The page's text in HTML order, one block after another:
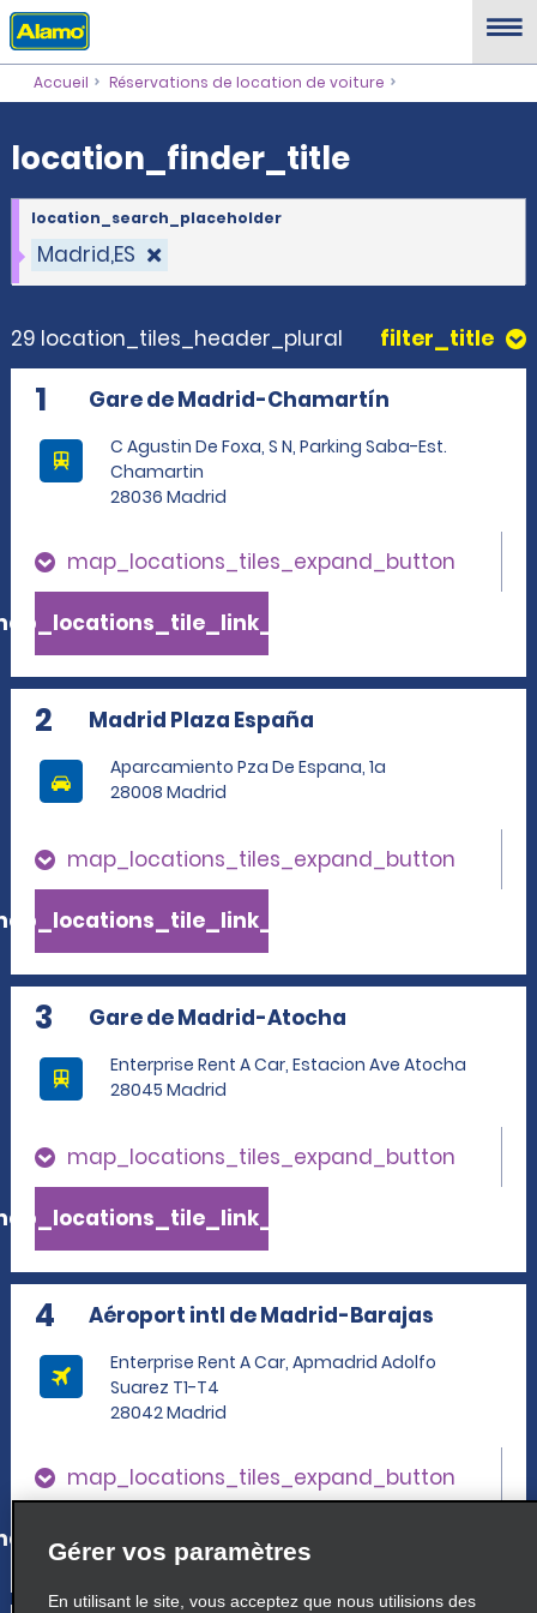
location_finder_title
Accueil Réservations de location de voiture
location_finder_title
Madrid,ES
location_search_placeholder
29 location_tiles_header_plural filter_title
1 Gare de Madrid-Chamartín
C Agustin De Foxa, S N, Parking Saba-Est.
Chamartin
28036 Madrid
map_locations_tiles_expand_button
2 Madrid Plaza España
Aparcamiento Pza De Espana, 1a
28008 Madrid
map_locations_tiles_expand_button
3 Gare de Madrid-Atocha
Enterprise Rent A Car, Estacion Ave Atocha
28045 Madrid
map_locations_tiles_expand_button
4 Aéroport intl de Madrid-Barajas
Enterprise Rent A Car, Apmadrid Adolfo
Suarez T1-T4
28042 Madrid
map_locations_tiles_expand_button
Gérer vos paramètres
En utilisant le site, vous acceptez que nous utilisions des